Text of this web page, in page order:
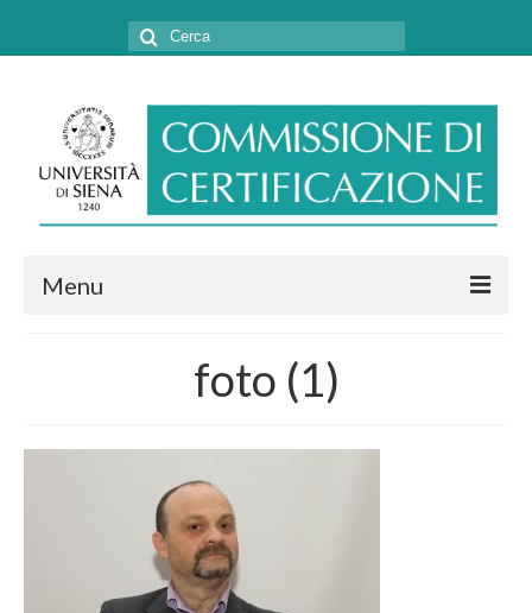
Cerca:
Menu
COSA FACCIAMO
MODULISTICA E CONVENZIONI
foto (1)